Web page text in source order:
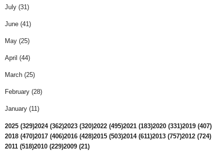
July (31)
June (41)
May (25)
April (44)
March (25)
February (28)
January (11)
2025 (329)2024 (362)2023 (320)2022 (495)2021 (183)2020 (331)2019 (407)
2018 (470)2017 (406)2016 (428)2015 (503)2014 (611)2013 (757)2012 (724)
2011 (518)2010 (229)2009 (21)